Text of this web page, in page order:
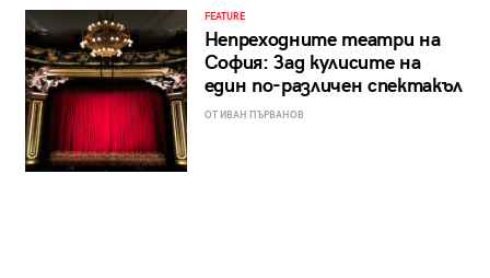
FEATURE
Непреходните театри на
София: Зад кулисите на
един по-различен спектакъл
ОТ ИВАН ПЪРВАНОВ